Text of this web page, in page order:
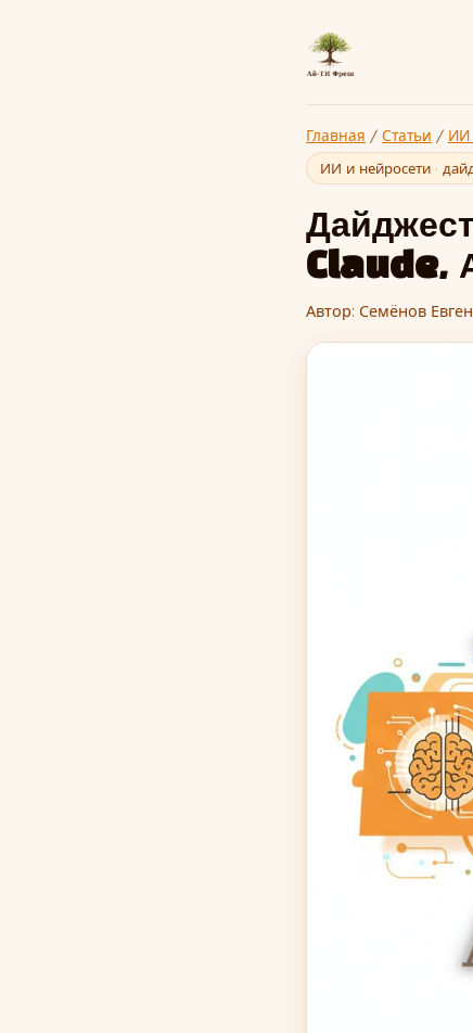
Главная / Статьи / ИИ
ИИ и нейросети ·
Claude,
Автор: Семёнов